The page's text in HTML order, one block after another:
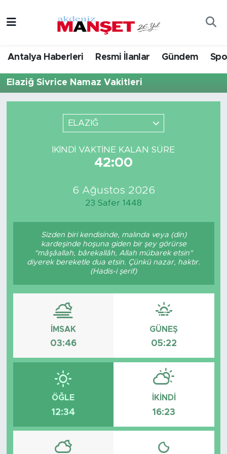
Antalya Haberleri Resmi İlanlar Gündem
Elaziğ Sivrice Namaz Vakitleri
ELAZIĞ
İKINDI VAKTINE KALAN SÜRE
42:00
6 Ağustos 2026
23 Safer 1448
Sizden biri kendisinde, malında veya (din)
kardeşinde hoşuna giden bir şey görürse
"mâşâallah, bârekallâh, Allah mübarek etsin"
diyerek bereketle dua etsin. Çünkü nazar, haktır.
(Hadis-i şerif)
İMSAK
03:46
GÜNEŞ
05:22
ÖĞLE
12:34
İKINDI
16:23
Bilim & Teknoloji
Ekonomi
Magazin
Resmi İlanlar
Sağlık
Turizm
Trafik Durumu
Tüm Manşetler